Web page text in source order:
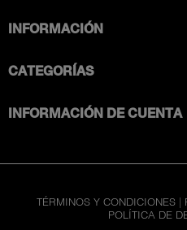
INFORMACIÓN
CATEGORÍAS
INFORMACIÓN DE CUENTA
TÉRMINOS Y CONDICIONES |
POLÍTICA DE